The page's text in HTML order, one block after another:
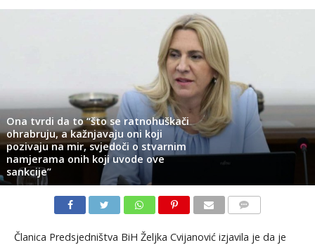
Ona tvrdi da to “što se ratnohuškači
ohrabruju, a kažnjavaju oni koji
pozivaju na mir, svjedoči o stvarnim
namjerama onih koji uvode ove
sankcije”
Članica Predsjedništva BiH Željka Cvijanović izjavila je da je